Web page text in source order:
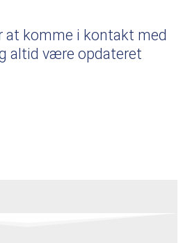
at komme i kontakt med
altid være opdateret